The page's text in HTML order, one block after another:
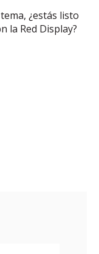
¿estás listo
la Red Display?